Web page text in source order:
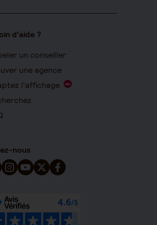
d'aide ?
un conseiller
une agence
l'affichage
nous
nous sur LinkedIn - Nouvelle fenêtre
Suivez-nous sur Instagram - Nouvelle
Suivez-nous sur YouTube - Nouvelle
Suivez-nous sur X - Nouvelle
Suivez-nous sur Facebook